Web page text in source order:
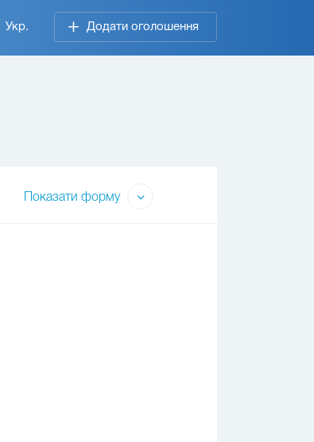
Укр. Додати оголошення
Показати форму